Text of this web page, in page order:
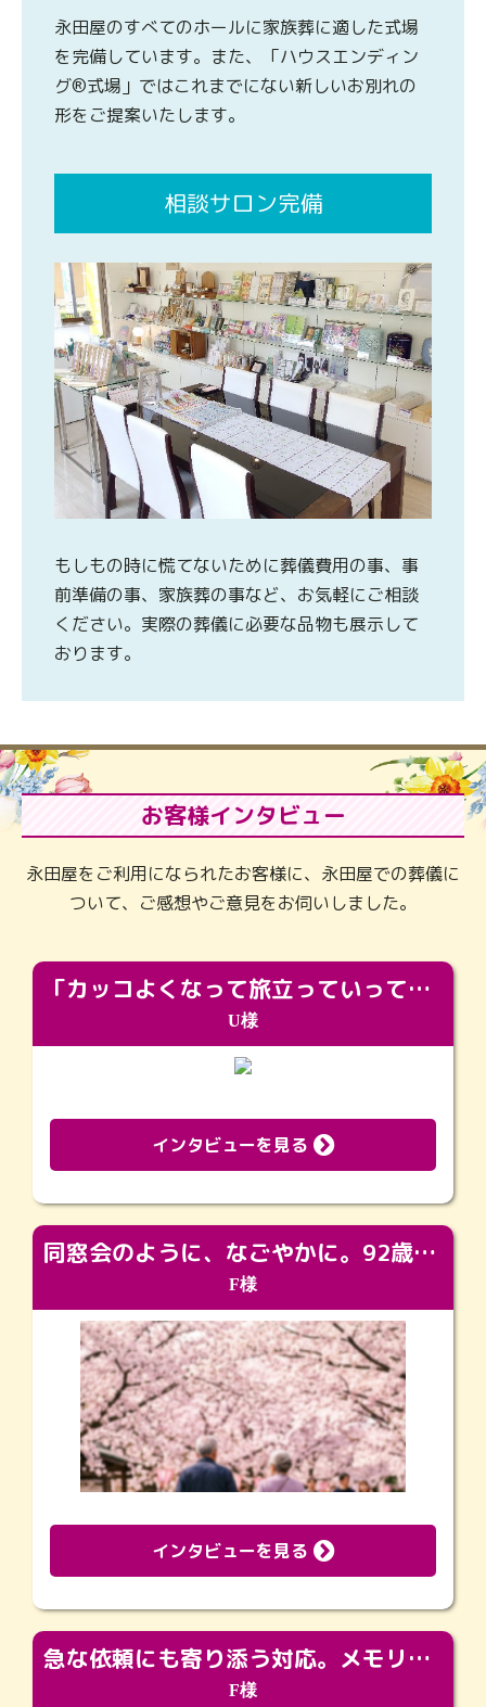
永田屋のすべてのホールに家族葬に適した式場
を完備しています。また、「ハウスエンディン
グ®式場」ではこれまでにない新しいお別れの
形をご提案いたします。
相談サロン完備
もしもの時に慌てないために葬儀費用の事、事
前準備の事、家族葬の事など、お気軽にご相談
ください。実際の葬儀に必要な品物も展示して
おります。
お客様インタビュー
永田屋をご利用になられたお客様に、永田屋での葬儀に
ついて、ご感想やご意見をお伺いしました。
「カッコよくなって旅立っていってくれました（笑）もっとカッコいいって言ってあげればよかったな」
U様
インタビューを見る
同窓会のように、なごやかに。92歳の旅立ちを彩った、再会と感謝の場
F様
インタビューを見る
急な依頼にも寄り添う対応。メモリアルコーナーで振り返る大切な日々
F様